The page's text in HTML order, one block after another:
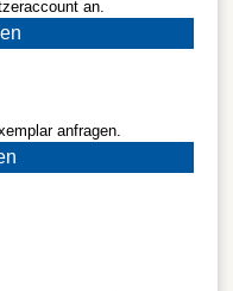
an.
anfragen.